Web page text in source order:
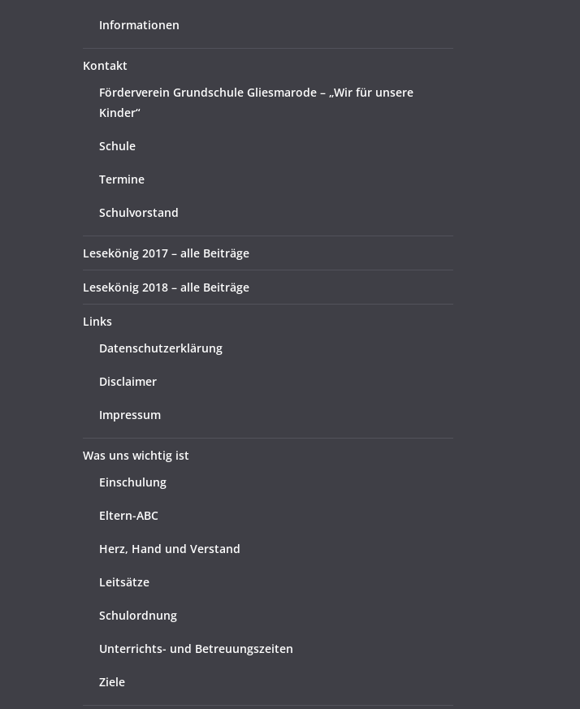
Informationen
Kontakt
Förderverein Grundschule Gliesmarode – „Wir für unsere
Kinder“
Schule
Termine
Schulvorstand
Lesekönig 2017 – alle Beiträge
Lesekönig 2018 – alle Beiträge
Links
Datenschutzerklärung
Disclaimer
Impressum
Was uns wichtig ist
Einschulung
Eltern-ABC
Herz, Hand und Verstand
Leitsätze
Schulordnung
Unterrichts- und Betreuungszeiten
Ziele